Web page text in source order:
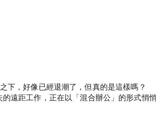
下，好像已經退潮了，但真的是這樣嗎？
遠距工作，正在以「混合辦公」的形式悄